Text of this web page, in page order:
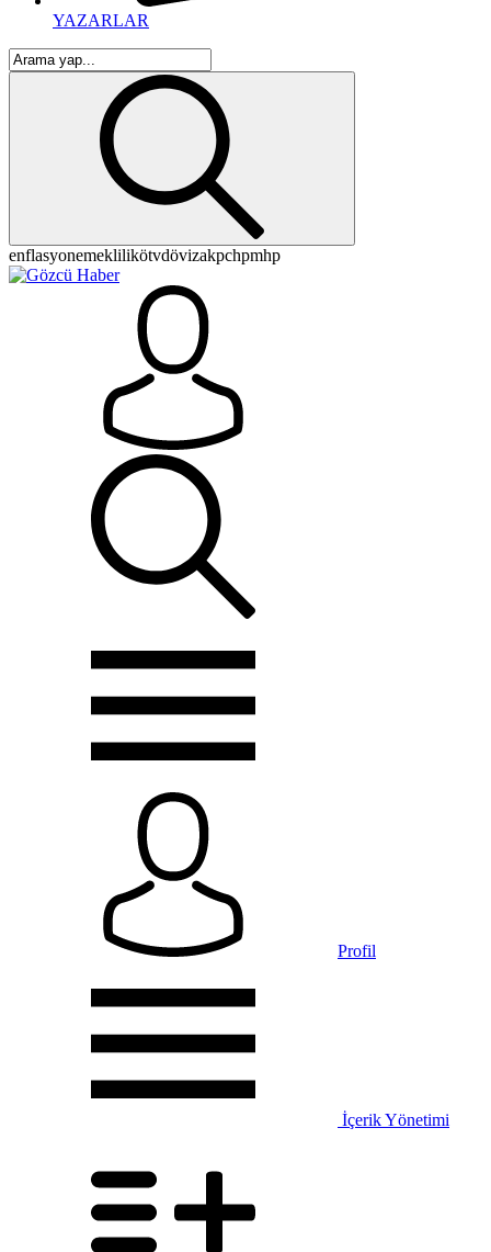
YAZARLAR
enflasyonemeklilikötvdövizakpchpmhp
Profil
İçerik Yönetimi